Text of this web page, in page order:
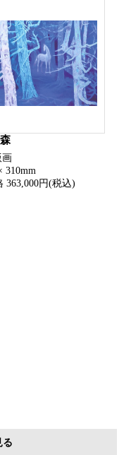
画
310mm
363,000円(税込)
る